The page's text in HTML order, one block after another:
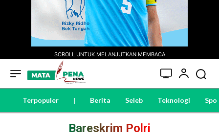
SCROLL UNTUK MELANJUTKAN MEMBACA
Terpopuler | Berita Seleb Teknologi
Bareskrim Polri